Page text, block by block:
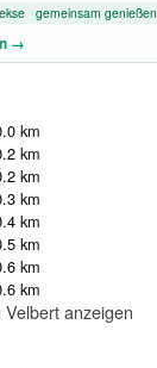
gemeinsam genießen
→
km
km
km
km
km
km
km
km
anzeigen